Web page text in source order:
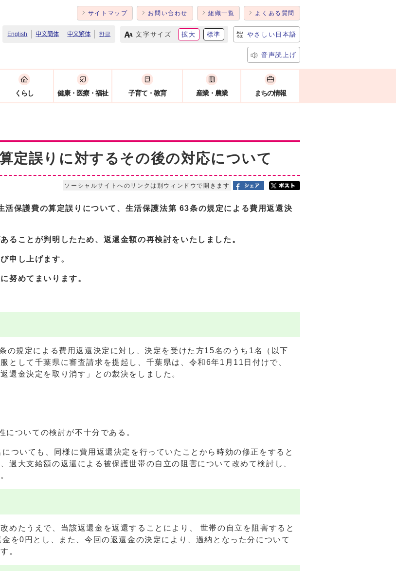
サイトマップ お問い合わせ 組織一覧 よくある質問
English 中文簡体 中文繁体 한글 文字サイズ 拡大 標準 やさしい日本語
音声読上げ
くらし 健康・医療・福祉 子育て・教育 産業・農業 まちの情報
定誤りに対するその後の対応について
ソーシャルサイトへのリンクは別ウィンドウで開きます
保護費の算定誤りについて、生活保護法第 63条の規定による費用返還決
ることが判明したため、返還金額の再検討をいたしました。
申し上げます。
努めてまいります。
規定による費用返還決定に対し、決定を受けた方15名のうち1名（以下
として千葉県に審査請求を提起し、千葉県は、令和6年1月11日付けで、
還金決定を取り消す」との裁決をしました。
ついての検討が不十分である。
ついても、同様に費用返還決定を行っていたことから時効の修正をすると
過大支給額の返還による被保護世帯の自立の阻害について改めて検討し、
めたうえで、当該返還金を返還することにより、 世帯の自立を阻害すると
を0円とし、また、今回の返還金の決定により、過納となった分について
。